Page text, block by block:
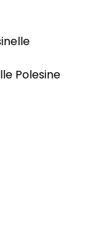
Polesine